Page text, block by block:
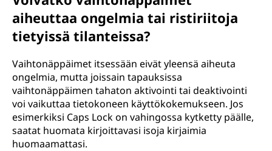
aiheuttaa ongelmia tai ristiriitoja
tietyissä tilanteissa?
Vaihtonäppäimet itsessään eivät yleensä aiheuta
ongelmia, mutta joissain tapauksissa
vaihtonäppäimen tahaton aktivointi tai deaktivointi
voi vaikuttaa tietokoneen käyttökokemukseen. Jos
esimerkiksi Caps Lock on vahingossa kytketty päälle,
saatat huomata kirjoittavasi isoja kirjaimia
huomaamattasi.